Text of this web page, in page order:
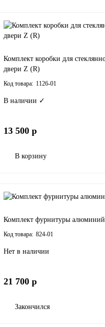
Комплект коробки для
двери Z (R)
1126-01
В наличии ✓
13 500 р
В корзину
Комплект фурнитуры алюминий
824-01
Нет в наличии
21 700 р
Закончился